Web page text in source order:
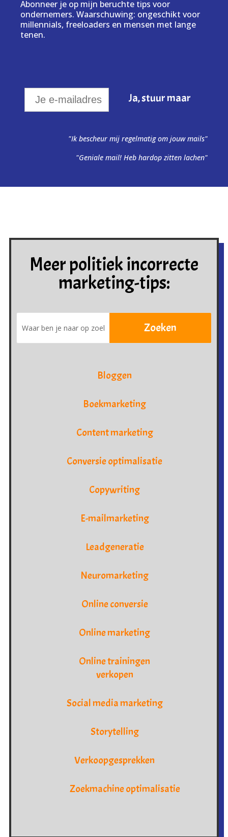
Abonneer je op mijn beruchte tips voor
ondernemers. Waarschuwing: ongeschikt voor
millennials, freeloaders en mensen met lange
tenen.
"Ik bescheur mij regelmatig om jouw mails"
"Geniale mail! Heb hardop zitten lachen"
Meer politiek incorrecte
marketing-tips:
Bloggen
Boekmarketing
Content marketing
Conversie optimalisatie
Copywriting
E-mailmarketing
Leadgeneratie
Neuromarketing
Online conversie
Online marketing
Online trainingen
verkopen
Social media marketing
Storytelling
Verkoopgesprekken
Zoekmachine optimalisatie